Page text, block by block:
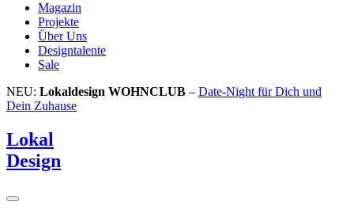
Magazin
Projekte
Über Uns
Designtalente
Sale
NEU: Lokaldesign WOHNCLUB – Date-Night für Dich und
Dein Zuhause
Lokal
Design